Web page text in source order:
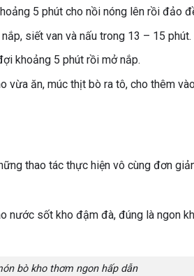
5 phút cho nồi nóng lên rồi đảo
siết van và nấu trong 13 – 15 phút.
khoảng 5 phút rồi mở nắp.
vừa ăn, múc thịt bò ra tô, cho thêm
thao tác thực hiện vô cùng đơn
nước sốt kho đậm đà, đúng là ngon
bò kho thơm ngon hấp dẫn